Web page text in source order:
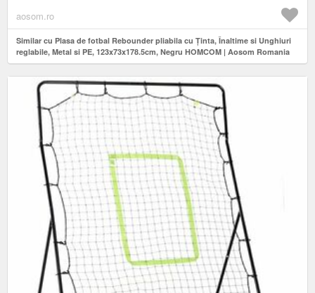
aosom.ro
Similar cu Plasa de fotbal Rebounder pliabila cu Ținta, Înaltime si Unghiuri
reglabile, Metal si PE, 123x73x178.5cm, Negru HOMCOM | Aosom Romania